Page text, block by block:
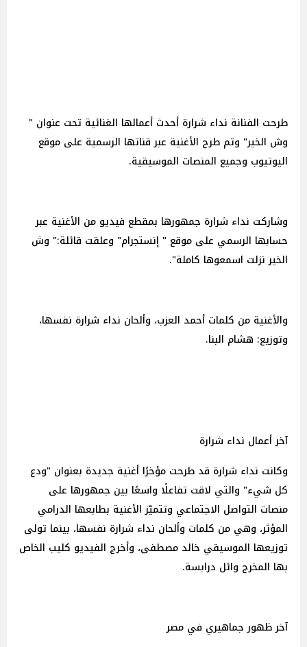
طرحت الفنانة نداء شرارة أحدث أعمالها الغنائية تحت عنوان "
وش الخير" وتم طرح الأغنية عبر قناتها الرسمية على موقع
اليوتيوب وجميع المنصات الموسيقية.
وشاركت نداء شرارة جمهورها بمقطع فيديو من الأغنية عبر
حسابها الرسمي على موقع " إنستجرام" وعلقت قائلة:" وش
الخير نزلت اسمعوها كاملة".
والأغنية من كلمات أحمد العزب، وألحان نداء شرارة نفسها،
وتوزيع: هشام البنا.
آخر أعمال نداء شرارة
وكانت نداء شرارة قد طرحت مؤخرًا أغنية جديدة بعنوان "ودع
كل شيء" والتي لاقت تفاعلًا واسعًا بين جمهورها على
منصات التواصل الاجتماعي وتتميّز الأغنية بطابعها الدرامي
المؤثر، وهي من كلمات وألحان نداء شرارة نفسها، بينما تولى
توزيعها الموسيقي خالد مصطفى، وأخرج الفيديو كليب الخاص
بها المخرج وائل درابسة.
آخر ظهور جماهيري في مصر